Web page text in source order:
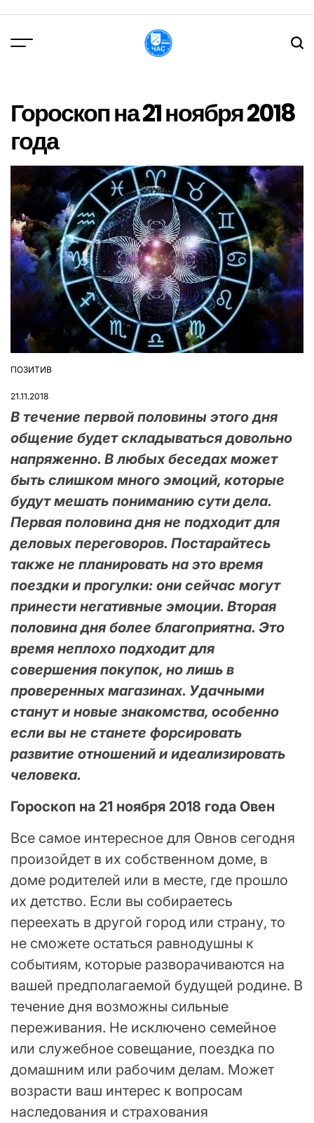
вмісту
Гороскоп на 21 ноября 2018
года
ОПУБЛІКУВАТИ
ПОЗИТИВ
21.11.2018
В течение первой половины этого дня
общение будет складываться довольно
напряженно. В любых беседах может
быть слишком много эмоций, которые
будут мешать пониманию сути дела.
Первая половина дня не подходит для
деловых переговоров. Постарайтесь
также не планировать на это время
поездки и прогулки: они сейчас могут
принести негативные эмоции. Вторая
половина дня более благоприятна. Это
время неплохо подходит для
совершения покупок, но лишь в
проверенных магазинах. Удачными
станут и новые знакомства, особенно
если вы не станете форсировать
развитие отношений и идеализировать
человека.
Гороскоп на 21 ноября 2018 года Овен
Все самое интересное для Овнов сегодня
произойдет в их собственном доме, в
доме родителей или в месте, где прошло
их детство. Если вы собираетесь
переехать в другой город или страну, то
не сможете остаться равнодушны к
событиям, которые разворачиваются на
вашей предполагаемой будущей родине. В
течение дня возможны сильные
переживания. Не исключено семейное
или служебное совещание, поездка по
домашним или рабочим делам. Может
возрасти ваш интерес к вопросам
наследования и страхования